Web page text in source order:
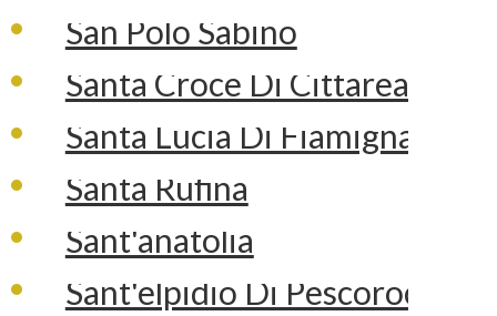
San Polo Sabino
Santa Croce Di Cittareale
Santa Lucia Di Fiamignano
Santa Rufina
Sant'anatolia
Sant'elpidio Di